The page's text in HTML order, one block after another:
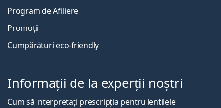
Program de Afiliere
Promoții
Cumpărături eco-friendly
Informații de la experții noștri
Cum să interpretați prescripția pentru lentilele